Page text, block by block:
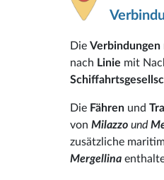
Die Verbindungen
nach Linie mit
Die Fähren und
von Milazzo und
zusätzliche
Mergellina